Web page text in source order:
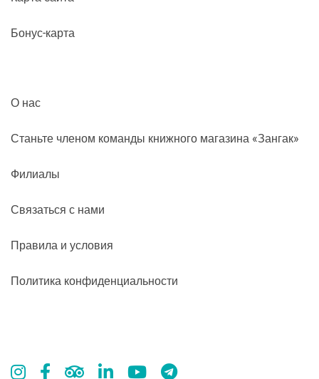
Бонус-карта
О нас
Станьте членом команды книжного магазина «Зангак»
Филиалы
Связаться с нами
Правила и условия
Политика конфиденциальности